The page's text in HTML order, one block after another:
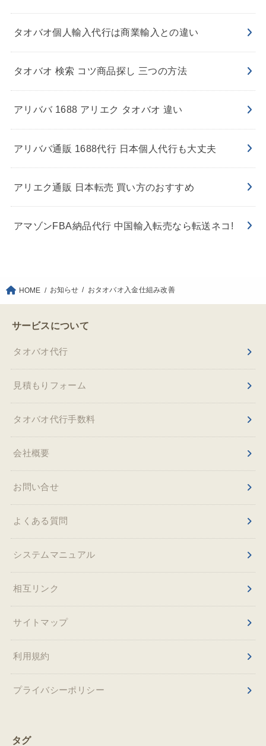
タオバオ個人輸入代行は商業輸入との違い
タオバオ 検索 コツ商品探し 三つの方法
アリババ 1688 アリエク タオバオ 違い
アリババ通販 1688代行 日本個人代行も大丈夫
アリエク通販 日本転売 買い方のおすすめ
アマゾンFBA納品代行 中国輸入転売なら転送ネコ!
HOME お知らせ おタオバオ入金仕組み改善
サービスについて
タオバオ代行
見積もりフォーム
タオバオ代行手数料
会社概要
お問い合せ
よくある質問
システムマニュアル
相互リンク
サイトマップ
利用規約
プライバシーポリシー
タグ